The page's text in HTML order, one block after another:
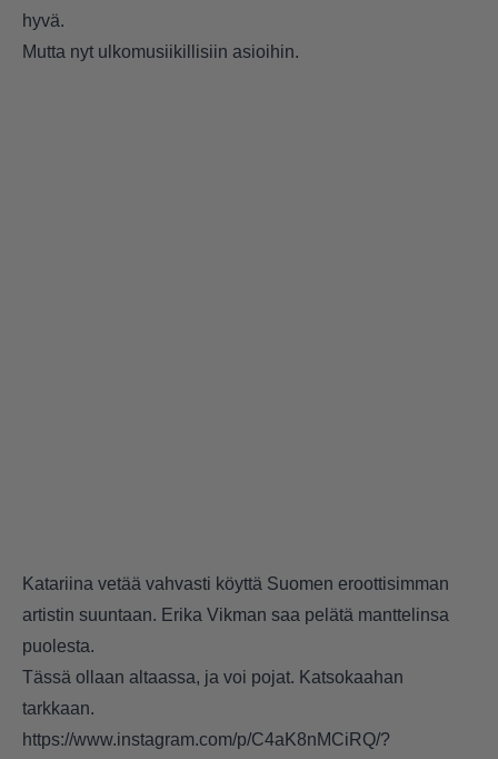
hyvä.
Mutta nyt ulkomusiikillisiin asioihin.
Katariina vetää vahvasti köyttä Suomen eroottisimman
artistin suuntaan. Erika Vikman saa pelätä manttelinsa
puolesta.
Tässä ollaan altaassa, ja voi pojat. Katsokaahan
tarkkaan.
https://www.instagram.com/p/C4aK8nMCiRQ/?